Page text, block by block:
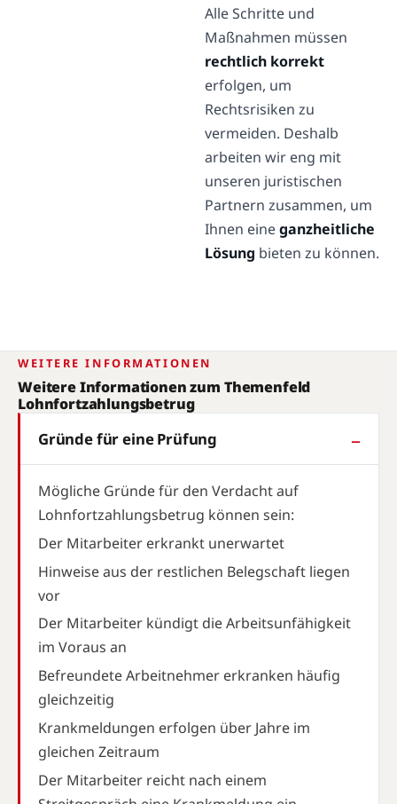
Alle Schritte und
Maßnahmen müssen
rechtlich korrekt
erfolgen, um
Rechtsrisiken zu
vermeiden. Deshalb
arbeiten wir eng mit
unseren juristischen
Partnern zusammen, um
Ihnen eineganzheitliche
Lösung bieten zu können.
WEITERE INFORMATIONEN
Weitere Informationen zum Themenfeld
Lohnfortzahlungsbetrug
Gründe für eine Prüfung
Mögliche Gründe für den Verdacht auf
Lohnfortzahlungsbetrug können sein:
Der Mitarbeiter erkrankt unerwartet
Hinweise aus der restlichen Belegschaft liegen
vor
Der Mitarbeiter kündigt die Arbeitsunfähigkeit
im Voraus an
Befreundete Arbeitnehmer erkranken häufig
gleichzeitig
Krankmeldungen erfolgen über Jahre im
gleichen Zeitraum
Der Mitarbeiter reicht nach einem